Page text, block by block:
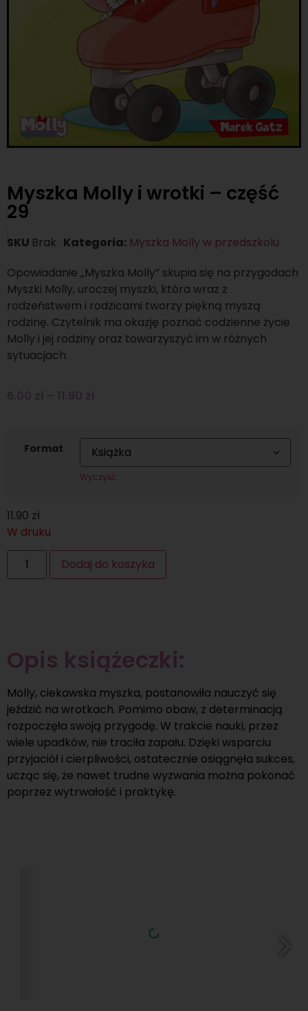
Myszka Molly i wrotki – część
29
SKU Brak Kategoria: Myszka Molly w przedszkolu
Opowiadanie „Myszka Molly” skupia się na przygodach
Myszki Molly, uroczej myszki, która wraz z
rodzeństwem i rodzicami tworzy piękną myszą
rodzinę. Czytelnik ma okazję poznać codzienne życie
Molly i jej rodziny oraz towarzyszyć im w różnych
sytuacjach.
Format
Wyczyść
11.90 zł
W druku
Dodaj do koszyka
Opis książeczki:
Molly, ciekawska myszka, postanowiła nauczyć się
jeździć na wrotkach. Pomimo obaw, z determinacją
rozpoczęła swoją przygodę. W trakcie nauki, przez
wiele upadków, nie traciła zapału. Dzięki wsparciu
przyjaciół i cierpliwości, ostatecznie osiągnęła sukces,
ucząc się, że nawet trudne wyzwania można pokonać
poprzez wytrwałość i praktykę.